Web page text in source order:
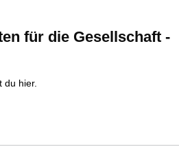
für die Gesellschaft -
du hier.